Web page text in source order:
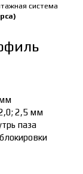
система
2,5 мм
паза